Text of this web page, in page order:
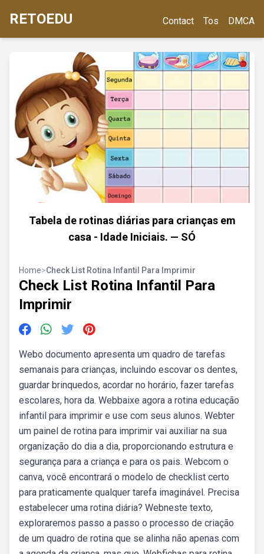
RETOEDU Contact Tos DMCA
Tabela de rotinas diárias para crianças em
casa - Idade Iniciais. — SÓ
Home>Check List Rotina Infantil Para Imprimir
Check List Rotina Infantil Para
Imprimir
Webo documento apresenta um quadro de tarefas
semanais para crianças, incluindo escovar os dentes,
guardar brinquedos, acordar no horário, fazer tarefas
escolares, hora da. Webbaixe agora a rotina educação
infantil para imprimir e use com seus alunos. Webter
um painel de rotina para imprimir vai auxiliar na sua
organização do dia a dia, proporcionando estrutura e
segurança para a criança e para os pais. Webcom o
canva, você encontrará o modelo de checklist certo
para praticamente qualquer tarefa imaginável. Precisa
estabelecer uma rotina diária? Webneste texto,
exploraremos passo a passo o processo de criação
de um quadro de rotina que se alinha não apenas com